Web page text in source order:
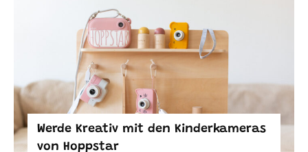
Werde Kreativ mit den Kinderkameras
von Hoppstar